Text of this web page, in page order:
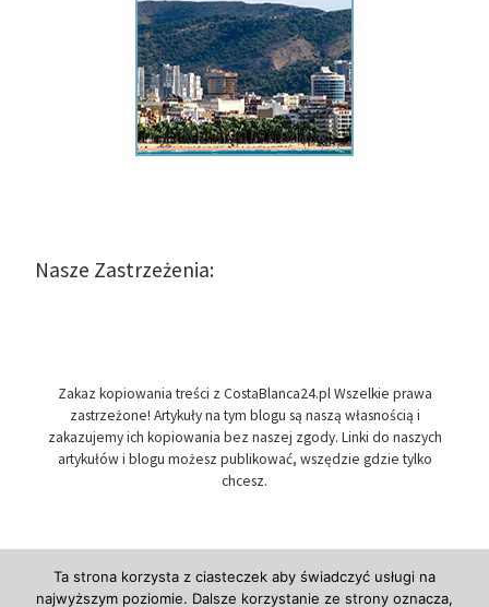
Nasze Zastrzeżenia:
Zakaz kopiowania treści z CostaBlanca24.pl Wszelkie prawa
zastrzeżone! Artykuły na tym blogu są naszą własnością i
zakazujemy ich kopiowania bez naszej zgody. Linki do naszych
artykułów i blogu możesz publikować, wszędzie gdzie tylko
chcesz.
Ta strona korzysta z ciasteczek aby świadczyć usługi na
najwyższym poziomie. Dalsze korzystanie ze strony oznacza,